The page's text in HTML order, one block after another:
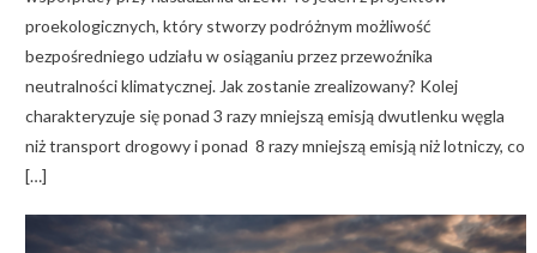
proekologicznych, który stworzy podróżnym możliwość
bezpośredniego udziału w osiąganiu przez przewoźnika
neutralności klimatycznej. Jak zostanie zrealizowany? Kolej
charakteryzuje się ponad 3 razy mniejszą emisją dwutlenku węgla
niż transport drogowy i ponad 8 razy mniejszą emisją niż lotniczy, co
[…]